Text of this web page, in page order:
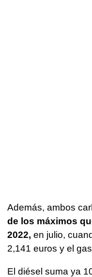
Además, ambos
de los máximos
2022, en julio,
2,141 euros y el
El diésel suma ya